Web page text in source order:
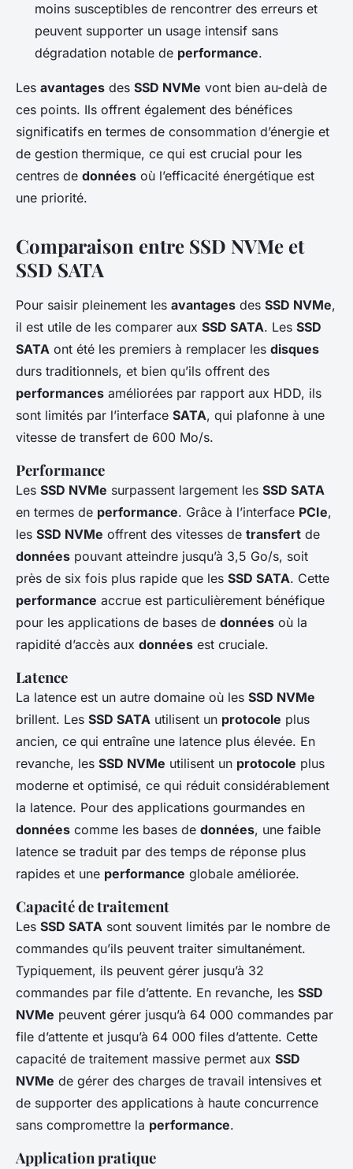
moins susceptibles de rencontrer des erreurs et
peuvent supporter un usage intensif sans
dégradation notable de performance.
Les avantages des SSD NVMe vont bien au-delà de
ces points. Ils offrent également des bénéfices
significatifs en termes de consommation d’énergie et
de gestion thermique, ce qui est crucial pour les
centres de données où l’efficacité énergétique est
une priorité.
Comparaison entre SSD NVMe et
SSD SATA
Pour saisir pleinement les avantages des SSD NVMe,
il est utile de les comparer aux SSD SATA. Les SSD
SATA ont été les premiers à remplacer les disques
durs traditionnels, et bien qu’ils offrent des
performances améliorées par rapport aux HDD, ils
sont limités par l’interface SATA, qui plafonne à une
vitesse de transfert de 600 Mo/s.
Performance
Les SSD NVMe surpassent largement les SSD SATA
en termes de performance. Grâce à l’interface PCIe,
les SSD NVMe offrent des vitesses de transfert de
données pouvant atteindre jusqu’à 3,5 Go/s, soit
près de six fois plus rapide que les SSD SATA. Cette
performance accrue est particulièrement bénéfique
pour les applications de bases de données où la
rapidité d’accès aux données est cruciale.
Latence
La latence est un autre domaine où les SSD NVMe
brillent. Les SSD SATA utilisent un protocole plus
ancien, ce qui entraîne une latence plus élevée. En
revanche, les SSD NVMe utilisent un protocole plus
moderne et optimisé, ce qui réduit considérablement
la latence. Pour des applications gourmandes en
données comme les bases de données, une faible
latence se traduit par des temps de réponse plus
rapides et une performance globale améliorée.
Capacité de traitement
Les SSD SATA sont souvent limités par le nombre de
commandes qu’ils peuvent traiter simultanément.
Typiquement, ils peuvent gérer jusqu’à 32
commandes par file d’attente. En revanche, les SSD
NVMe peuvent gérer jusqu’à 64 000 commandes par
file d’attente et jusqu’à 64 000 files d’attente. Cette
capacité de traitement massive permet aux SSD
NVMe de gérer des charges de travail intensives et
de supporter des applications à haute concurrence
sans compromettre la performance.
Application pratique